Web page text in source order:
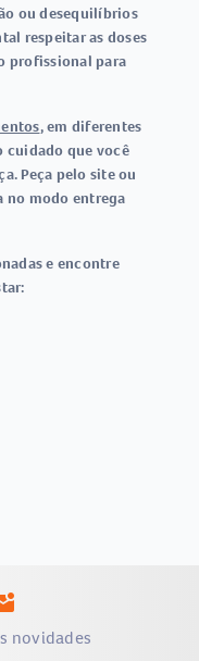
ou desequilíbrios
respeitar as doses
profissional para
, em diferentes
cuidado que você
Peça pelo site ou
no modo entrega
e encontre
novidades